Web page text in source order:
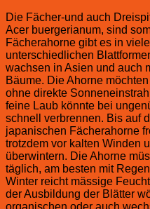
Die Fächer-und auch
Acer buergerianum, sind
Fächerahorne gibt es in
unterschiedlichen
wachsen in Asien und auch
Bäume. Die Ahorne
ohne direkte
feine Laub könnte bei
schnell verbrennen. Bis auf
japanischen Fächerahorne
trotzdem vor kalten Winden
überwintern. Die Ahorne
täglich, am besten mit
Winter reicht mässige
der Ausbildung der Blätter
organischen oder auch